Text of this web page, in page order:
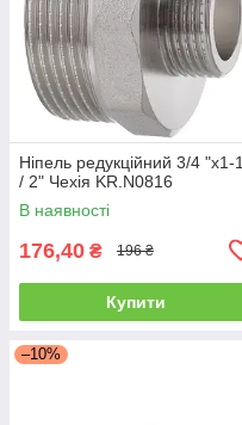
Ніпель редукційний 3/4 "x1-1
/ 2" Чехія KR.N0816
В наявності
176,40 ₴ 196 ₴
Купити
–10%